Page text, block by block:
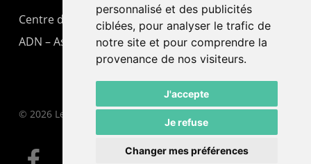
personnalisé et des publicités
ciblées, pour analyser le trafic de
notre site et pour comprendre la
provenance de nos visiteurs.
J'accepte
Je refuse
Changer mes préférences
Centre de culture ABC
ADN – Association Danse Neuchâtel
© 2026 Le Pommier.
facebook email